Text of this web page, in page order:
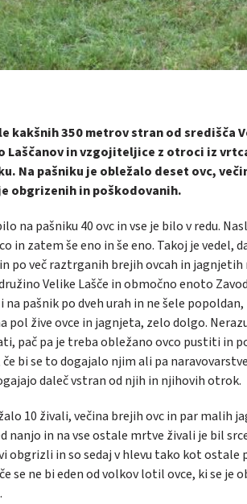
kakšnih 350 metrov stran od
Laščanov in vzgojiteljice z otroci iz
Na pašniku je obležalo deset ovc,
obgrizenih in poškodovanih.
na pašniku 40 ovc in vse je bilo v redu.
in zatem še eno in še eno. Takoj je vedel,
po več raztrganih brejih ovcah in jagnjetih
Velike Lašče in območno enoto
pašnik po dveh urah in ne šele
pol žive ovce in jagnjeta, zelo dolgo.
pač pa je treba obležano ovco pustiti in
če bi se to dogajalo njim ali pa
daleč vstran od njih in njihovih otrok.
10 živali, večina brejih ovc in par malih
nanjo in na vse ostale mrtve živali je bil
obgrizli in so sedaj v hlevu tako kot ostale
se ne bi eden od volkov lotil ovce, ki se